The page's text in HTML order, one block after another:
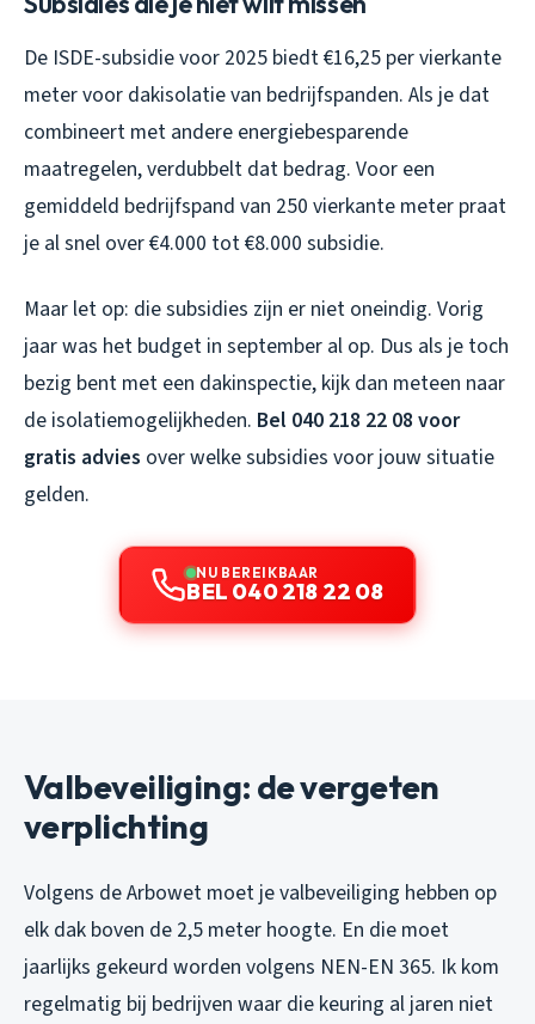
De ISDE-subsidie voor 2025 biedt €16,25 per vierkante
meter voor dakisolatie van bedrijfspanden. Als je dat
combineert met andere energiebesparende
maatregelen, verdubbelt dat bedrag. Voor een
gemiddeld bedrijfspand van 250 vierkante meter praat
je al snel over €4.000 tot €8.000 subsidie.
Maar let op: die subsidies zijn er niet oneindig. Vorig
jaar was het budget in september al op. Dus als je toch
bezig bent met een dakinspectie, kijk dan meteen naar
de isolatiemogelijkheden. Bel 040 218 22 08 voor
gratis advies over welke subsidies voor jouw situatie
gelden.
NU BEREIKBAAR
BEL 040 218 22 08
Valbeveiliging: de vergeten
verplichting
Volgens de Arbowet moet je valbeveiliging hebben op
elk dak boven de 2,5 meter hoogte. En die moet
jaarlijks gekeurd worden volgens NEN-EN 365. Ik kom
regelmatig bij bedrijven waar die keuring al jaren niet